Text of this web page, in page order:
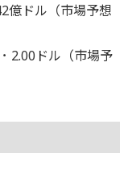
億ドル（市場予想
2.00ドル（市場予